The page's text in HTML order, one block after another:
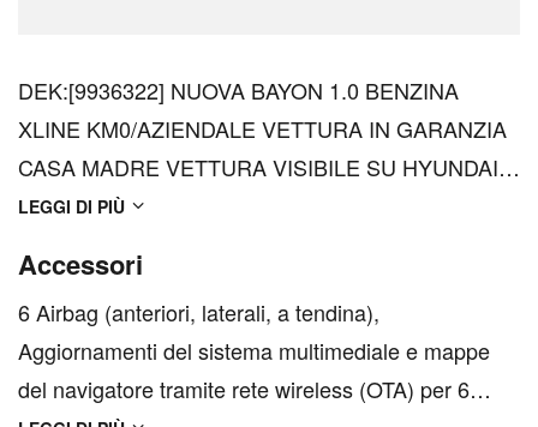
DEK:[9936322] NUOVA BAYON 1.0 BENZINA
XLINE KM0/AZIENDALE VETTURA IN GARANZIA
CASA MADRE VETTURA VISIBILE SU HYUNDAI
LA SPEZIA angolo, Via San Bartolomeo, Via
Fratelli Nani? * Qualità garantita: Ogni veicolo è
stato sottoposto a rigorosi control...
LEGGI DI PIÙ
Accessori
6 Airbag (anteriori, laterali, a tendina),
Aggiornamenti del sistema multimediale e mappe
del navigatore tramite rete wireless (OTA) per 6